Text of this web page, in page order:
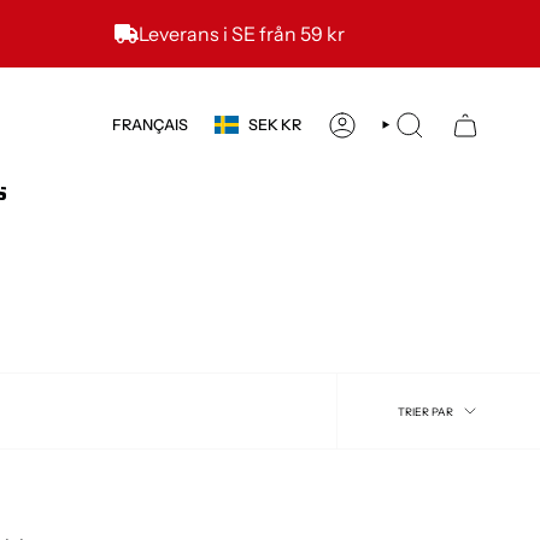
Leverans i SE från 59 kr
LANGUE
FRANÇAIS DEVISE
SEK KR COMPTE RECHERCHE
TRIER
TRIER PAR